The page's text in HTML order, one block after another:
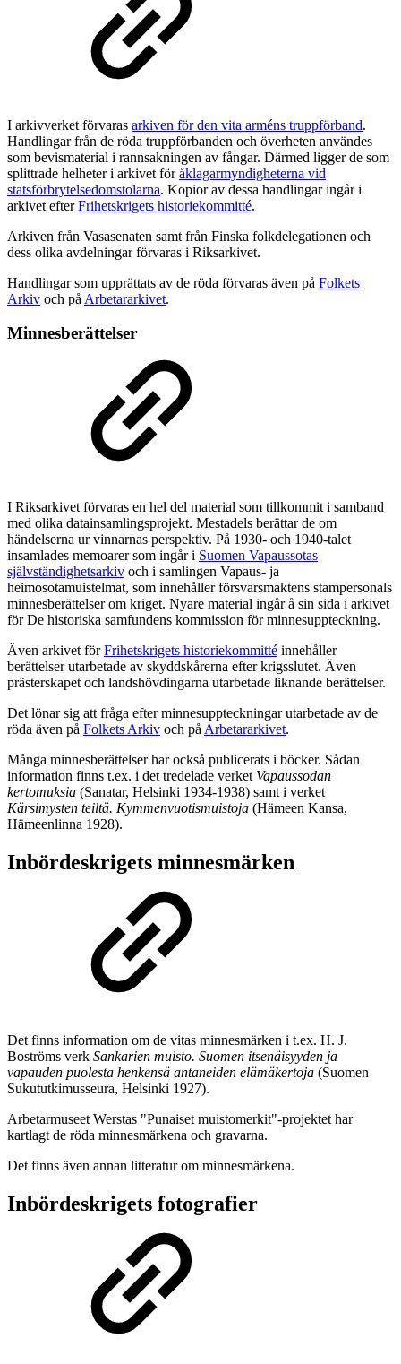
I arkivverket förvaras arkiven för den vita arméns truppförband.
Handlingar från de röda truppförbanden och överheten användes
som bevismaterial i rannsakningen av fångar. Därmed ligger de som
splittrade helheter i arkivet föråklagarmyndigheterna vid
statsförbrytelsedomstolarna. Kopior av dessa handlingar ingår i
arkivet efterFrihetskrigets historiekommitté.
Arkiven från Vasasenaten samt från Finska folkdelegationen och
dess olika avdelningar förvaras i Riksarkivet.
Handlingar som upprättats av de röda förvaras även på Folkets
Arkiv och på Arbetararkivet.
Minnesberättelser
I Riksarkivet förvaras en hel del material som tillkommit i samband
med olika datainsamlingsprojekt. Mestadels berättar de om
händelserna ur vinnarnas perspektiv. På 1930- och 1940-talet
insamlades memoarer som ingår i Suomen Vapaussotas
självständighetsarkiv och i samlingen Vapaus- ja
heimosotamuistelmat, som innehåller försvarsmaktens stampersonals
minnesberättelser om kriget. Nyare material ingår å sin sida i arkivet
för De historiska samfundens kommission för minnesuppteckning.
Även arkivet förFrihetskrigets historiekommitté innehåller
berättelser utarbetade av skyddskårerna efter krigsslutet. Även
prästerskapet och landshövdingarna utarbetade liknande berättelser.
Det lönar sig att fråga efter minnesuppteckningar utarbetade av de
röda även på Folkets Arkiv och på Arbetararkivet.
Många minnesberättelser har också publicerats i böcker. Sådan
information finns t.ex. i det tredelade verket Vapaussodan
kertomuksia (Sanatar, Helsinki 1934-1938) samt i verket
Kärsimysten teiltä. Kymmenvuotismuistoja (Hämeen Kansa,
Hämeenlinna 1928).
Inbördeskrigets minnesmärken
Det finns information om de vitas minnesmärken i t.ex. H. J.
Boströms verk Sankarien muisto. Suomen itsenäisyyden ja
vapauden puolesta henkensä antaneiden elämäkertoja (Suomen
Sukututkimusseura, Helsinki 1927).
Arbetarmuseet Werstas "Punaiset muistomerkit"-projektet har
kartlagt de röda minnesmärkena och gravarna.
Det finns även annan litteratur om minnesmärkena.
Inbördeskrigets fotografier